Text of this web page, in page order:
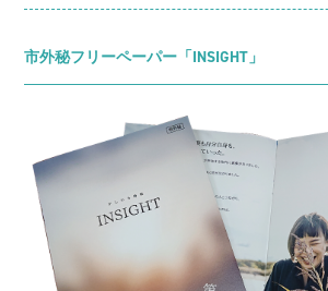
市外秘フリーペーパー「INSIGHT」